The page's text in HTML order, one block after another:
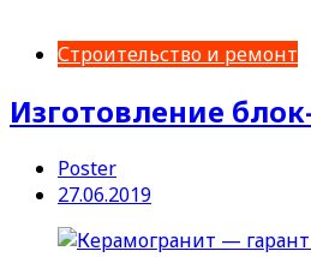
Строительство и ремонт
Изготовление
Poster
27.06.2019